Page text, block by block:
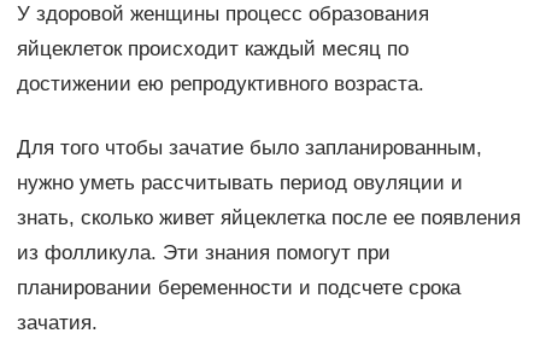
У здоровой женщины процесс образования
яйцеклеток происходит каждый месяц по
достижении ею репродуктивного возраста.
Для того чтобы зачатие было запланированным,
нужно уметь рассчитывать период овуляции и
знать, сколько живет яйцеклетка после ее появления
из фолликула. Эти знания помогут при
планировании беременности и подсчете срока
зачатия.